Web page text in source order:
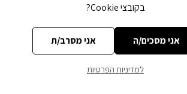
בקובצי Cookie?
אני מסכים/ה אני מסרב/ת
למדיניות הפרטיות